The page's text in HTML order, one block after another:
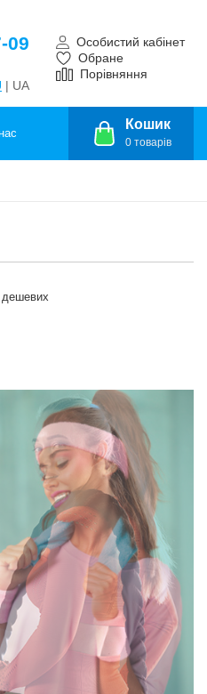
09
| UA
Особистий кабінет
Обране
Порівняння
Кошик
0 товарів
дешевих